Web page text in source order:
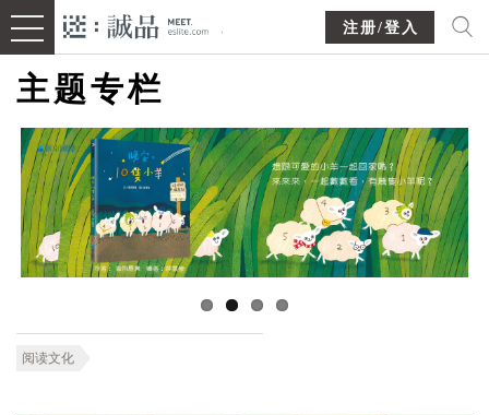
注册/登入
主题专栏
阅读文化